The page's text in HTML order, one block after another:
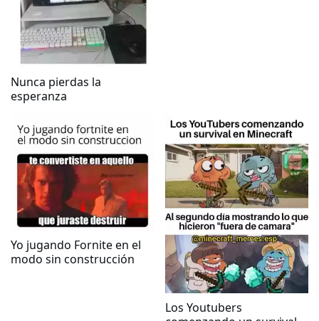
Nunca pierdas la
esperanza
Yo jugando Fornite en el
modo sin construcción
Los Youtubers